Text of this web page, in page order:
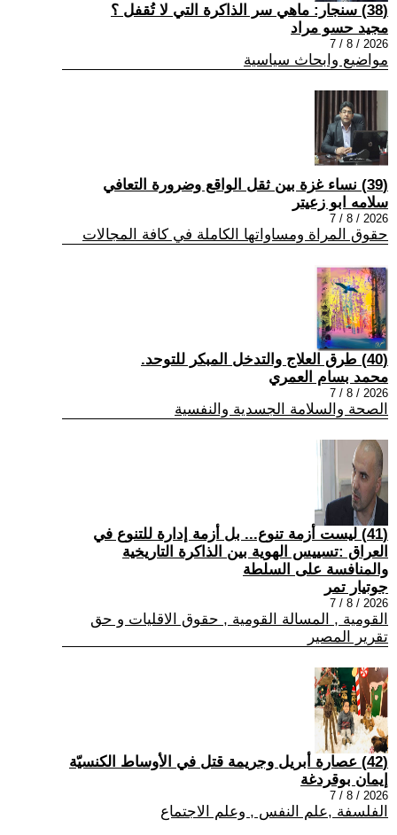
(38) سنجار: ماهي سر الذاكرة التي لا تُقفل ؟
مجيد حسو مراد
2026 / 8 / 7
مواضيع وابحاث سياسية
(39) نساء غزة بين ثقل الواقع وضرورة التعافي
سلامه ابو زعيتر
2026 / 8 / 7
حقوق المراة ومساواتها الكاملة في كافة المجالات
(40) طرق العلاج والتدخل المبكر للتوحد.
محمد بسام العمري
2026 / 8 / 7
الصحة والسلامة الجسدية والنفسية
(41) ليست أزمة تنوع... بل أزمة إدارة للتنوع في
العراق :تسييس الهوية بين الذاكرة التاريخية
والمنافسة على السلطة
جوتيار تمر
2026 / 8 / 7
القومية , المسالة القومية , حقوق الاقليات و حق
تقرير المصير
(42) عصارة أبريل وجريمة قتل في الأوساط الكنسيّة
إيمان بوقردغة
2026 / 8 / 7
الفلسفة ,علم النفس , وعلم الاجتماع